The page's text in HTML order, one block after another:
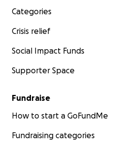
Categories
Crisis relief
Social Impact Funds
Supporter Space
Fundraise
How to start a GoFundMe
Fundraising categories